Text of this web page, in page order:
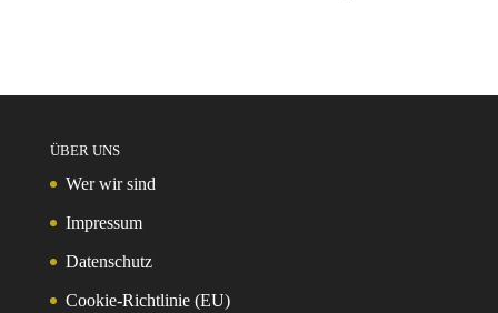
ÜBER UNS
Wer wir sind
Impressum
Datenschutz
Cookie-Richtlinie (EU)